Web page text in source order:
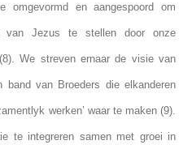
omgevormd en aangespoord om
van Jezus te stellen door onze
We streven ernaar de visie van
band van Broeders die elkanderen
werken’ waar te maken (9).
te integreren samen met groei in